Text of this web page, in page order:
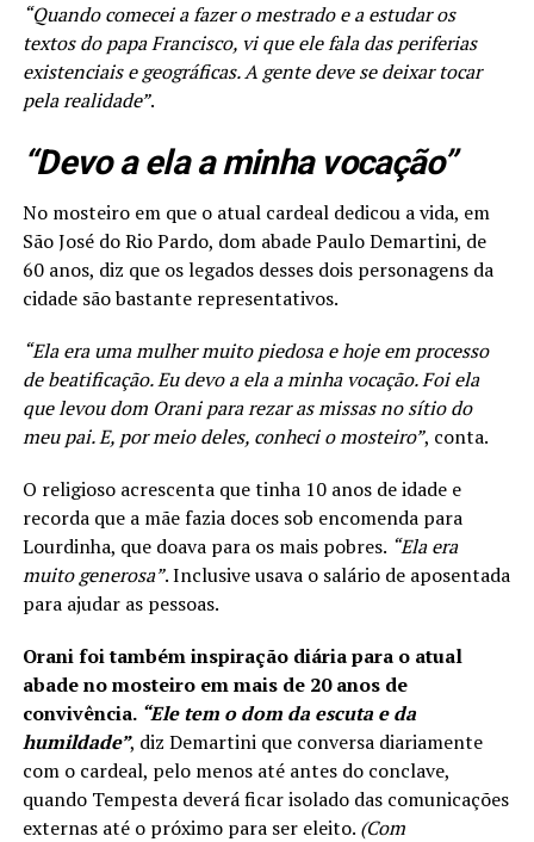
“Quando comecei a fazer o mestrado e a estudar os
textos do papa Francisco, vi que ele fala das periferias
existenciais e geográficas. A gente deve se deixar tocar
pela realidade”.
“Devo a ela a minha vocação”
No mosteiro em que o atual cardeal dedicou a vida, em
São José do Rio Pardo, dom abade Paulo Demartini, de
60 anos, diz que os legados desses dois personagens da
cidade são bastante representativos.
“Ela era uma mulher muito piedosa e hoje em processo
de beatificação. Eu devo a ela a minha vocação. Foi ela
que levou dom Orani para rezar as missas no sítio do
meu pai. E, por meio deles, conheci o mosteiro”, conta.
O religioso acrescenta que tinha 10 anos de idade e
recorda que a mãe fazia doces sob encomenda para
Lourdinha, que doava para os mais pobres. “Ela era
muito generosa”. Inclusive usava o salário de aposentada
para ajudar as pessoas.
Orani foi também inspiração diária para o atual
abade no mosteiro em mais de 20 anos de
convivência. “Ele tem o dom da escuta e da
humildade”, diz Demartini que conversa diariamente
com o cardeal, pelo menos até antes do conclave,
quando Tempesta deverá ficar isolado das comunicações
externas até o próximo para ser eleito. (Com